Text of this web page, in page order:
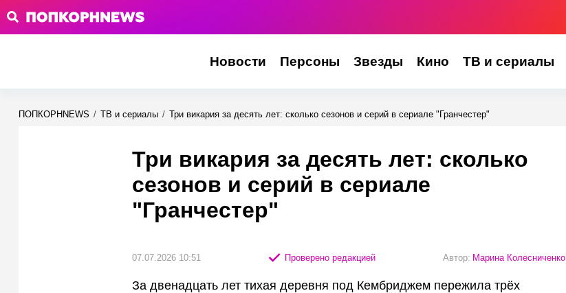
Новости Персоны Звезды Кино ТВ и сериалы
ПОПКОРНNEWS / ТВ и сериалы / Три викария за десять лет: сколько сезонов и серий в сериале "Гранчестер"
Три викария за десять лет: сколько
сезонов и серий в сериале
"Гранчестер"
07.07.2026 10:51 Проверено редакцией Автор: Марина Колесниченко
За двенадцать лет тихая деревня под Кембриджем пережила трёх